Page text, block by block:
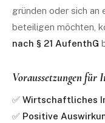
gründen oder sich an
beteiligen möchten,
nach § 21 AufenthG
Voraussetzungen für
✅ Wirtschaftliches
✅ Positive